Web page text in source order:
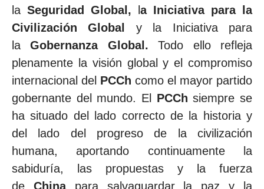
la Seguridad Global,
a Iniciativa para la
Civilización Global
y la Iniciativa para
laGobernanza Global. Todo ello refleja
plenamente la visión global y el compromiso
internacional del PCCh como el mayor partido
gobernante del mundo. El PCCh siempre se
ha situado del lado correcto de la historia y
del lado del progreso de la civilización
humana, aportando continuamente la
sabiduría, las propuestas y la fuerza
de Chinapara salvaguardar la paz y la